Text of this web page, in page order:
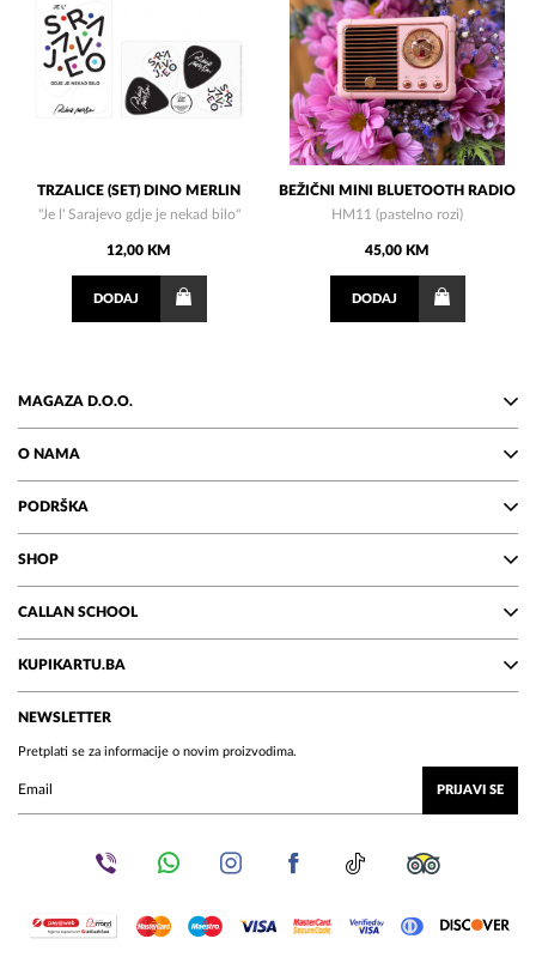
TRZALICE (SET) DINO MERLIN
"Je l' Sarajevo gdje je nekad bilo"
12,00 KM
DODAJ
BEŽIČNI MINI BLUETOOTH RADIO
HM11 (pastelno rozi)
45,00 KM
DODAJ
MAGAZA D.O.O.
O NAMA
PODRŠKA
SHOP
CALLAN SCHOOL
KUPIKARTU.BA
NEWSLETTER
Pretplati se za informacije o novim proizvodima.
PRIJAVI SE